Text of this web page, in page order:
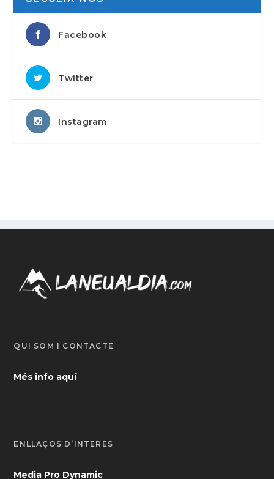
Facebook
Twitter
Instagram
QUI SOM I CONTACTE
Més info aquí
ENLLAÇOS D’INTERÈS
Media Pro Dynamic